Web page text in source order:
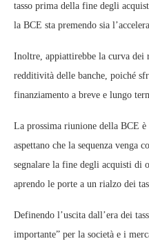
tasso prima della fine degli
la BCE sta premendo sia
Inoltre, appiattirebbe la curva dei
redditività delle banche, poiché
finanziamento a breve e lungo
La prossima riunione della BCE
aspettano che la sequenza venga
segnalare la fine degli acquisti di
aprendo le porte a un rialzo dei
Definendo l’uscita dall’era dei
importante” per la società e i